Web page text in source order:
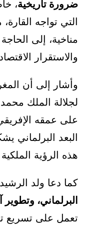
ضرورة تاريخية،
التي تواجه
مناخية، إلى
والاستقرار
وأشار إلى أن
لجلالة الملك
على عمقه
البعد البرلماني
هذه الرؤية
كما دعا ولد
البرلماني،
تعمل على تسريع